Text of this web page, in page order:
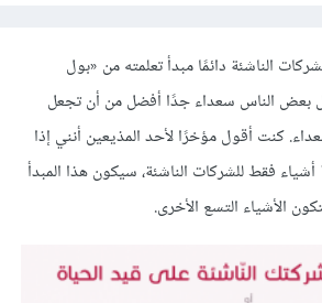
الناشئة دائمًا مبدأ تعلمته من «بول
بعض الناس سعداء جدًا أفضل من أن تجعل
كنت أقول مؤخرًا لأحد المذيعين أنني إذا
كان بإمكاني أن أقول 10 أشياء فقط للشركات الناشئة، سيكون هذا المبدأ
الأشياء التسع الأخرى.